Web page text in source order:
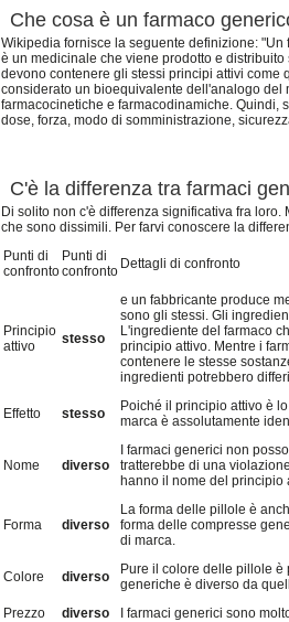
Che cosa è un farmaco
Wikipedia fornisce la seguente definizione:
è un medicinale che viene prodotto e
devono contenere gli stessi principi attivi come
considerato un bioequivalente dell'analogo
farmacocinetiche e farmacodinamiche. Quindi,
dose, forza, modo di somministrazione,
C'è la differenza tra farmaci
Di solito non c'è differenza significativa fra
che sono dissimili. Per farvi conoscere la
Punti di
confronto
Punti di
confronto Dettagli di confronto
Principio
attivo
stesso
e un fabbricante produce
sono gli stessi. Gli
L'ingrediente del farmaco
principio attivo. Mentre i
contenere le stesse
ingredienti potrebbero
Effetto stesso
Poiché il principio attivo è
marca è assolutamente
Nome diverso
I farmaci generici non
tratterebbe di una
hanno il nome del principio
Forma diverso
La forma delle pillole è
forma delle compresse
di marca.
Colore diverso
Pure il colore delle pillole è
generiche è diverso da
Prezzo
diverso I farmaci generici sono